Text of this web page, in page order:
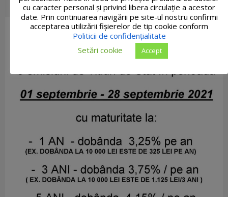
cu caracter personal și privind libera circulație a acestor
date. Prin continuarea navigării pe site-ul nostru confirmi
acceptarea utilizării fişierelor de tip cookie conform
Politicii de confidențialitate
Setări cookie
Accept